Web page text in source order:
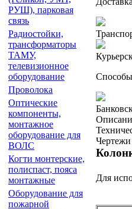
РУШ), парковая
связь
Радиостойки,
трансформаторы
ТАМУ,
телевизионное
оборудование
Проволока
Оптические
компоненты,
монтажное
оборудование для
ВОЛС
Когти монтерские,
полиспаст, пояса
монтажные
Оборудование для
пожарной
Для